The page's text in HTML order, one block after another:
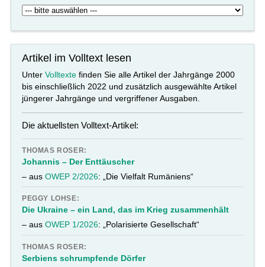
Artikel im Volltext lesen
UnterVolltexte finden Sie alle Artikel der Jahrgänge 2000
bis einschließlich 2022 und zusätzlich ausgewählte Artikel
jüngerer Jahrgänge und vergriffener Ausgaben.
Die aktuellsten Volltext-Artikel:
THOMAS ROSER:
Johannis – Der Enttäuscher
– ausOWEP 2/2026: „Die Vielfalt Rumäniens“
PEGGY LOHSE:
Die Ukraine – ein Land, das im Krieg zusammenhält
– ausOWEP 1/2026: „Polarisierte Gesellschaft“
THOMAS ROSER:
Serbiens schrumpfende Dörfer